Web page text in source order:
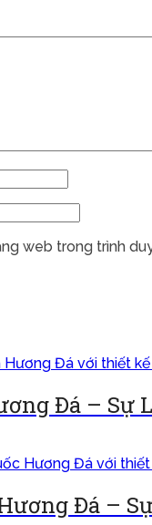
web trong trình
Đá – Sự
Đá –